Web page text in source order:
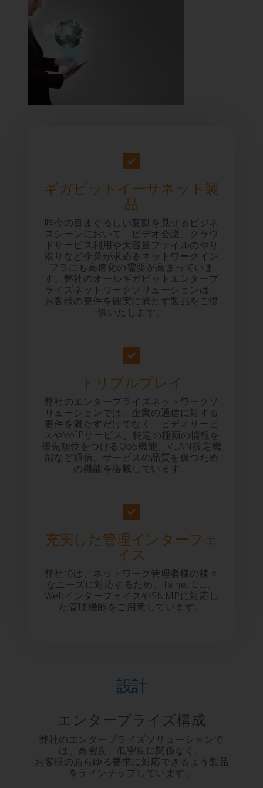
ギガビットイーサネット製
品
昨今の目まぐるしい変動を見せるビジネ
スシーンにおいて、ビデオ会議、クラウ
ドサービス利用や大容量ファイルのやり
取りなど企業が求めるネットワークイン
フラにも高速化の需要が高まっていま
す。弊社のオールギガビットエンタープ
ライズネットワークソリューションは、
お客様の要件を確実に満たす製品をご提
供いたします。
トリプルプレイ
弊社のエンタープライズネットワークソ
リューションでは、企業の通信に対する
要件を満たすだけでなく、ビデオサービ
スやVoIPサービス、特定の種類の情報を
優先順位をつけるQoS機能、VLAN設定機
能など通信、サービスの品質を保つため
の機能を搭載しています。
充実した管理インターフェ
イス
弊社では、ネットワーク管理者様の様々
なニーズに対応するため、Telnet CLI、
WebインターフェイスやSNMPに対応し
た管理機能をご用意しています。
設計
エンタープライズ構成
弊社のエンタープライズソリューションで
は、高密度、低密度に関係なく、
お客様のあらゆる要求に対応できるよう製品
をラインナップしています。